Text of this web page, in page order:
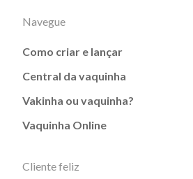
Navegue
Como criar e lançar
Central da vaquinha
Vakinha ou vaquinha?
Vaquinha Online
Cliente feliz